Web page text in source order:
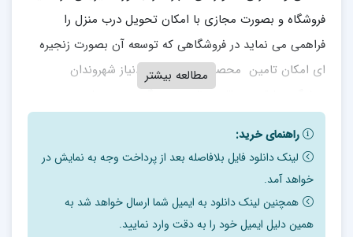
فروشگاه و بصورت مجازی با امکان تحویل درب منزل را
فراهمی می نماید در فروشگاهی که توسعه آن بصورت زنجیره
ای امکان تامین محصولات غذایی موردنیاز شهروندان
بسادگی وبا قیمت رقابتی تامین می گردد و همزمان در
رستوران، کافی‌شاپ و کترینگ غذای فروشگاه امکان تحویل
غدا نیز در محل و درب منزل و محل کار فراهم می شود.
مشتریان نیز با استفاده از محیط سایت اینترنتی و اپ تحت
وب فروشگاه نیز امکان خرید انواع محصولات با شبکه توزیع
اختصاصی را نیز دارند.
مطالعه بیشتر
راهنمای خرید:
لینک دانلود فایل بلافاصله بعد از پرداخت وجه به نمایش در
خواهد آمد.
همچنین لینک دانلود به ایمیل شما ارسال خواهد شد به
همین دلیل ایمیل خود را به دقت وارد نمایید.